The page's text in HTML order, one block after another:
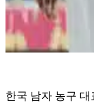
한국 남자 농구